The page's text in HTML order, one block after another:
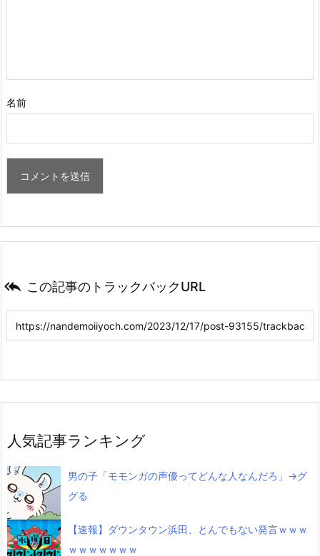
名前
 この記事のトラックバックURL
人気記事ランキング
男の子「モモンガの声優ってどんな人なんだろ」→グ
グる
【速報】ダウンタウン浜田、とんでもない発言ｗｗｗ
ｗｗｗｗｗｗｗ